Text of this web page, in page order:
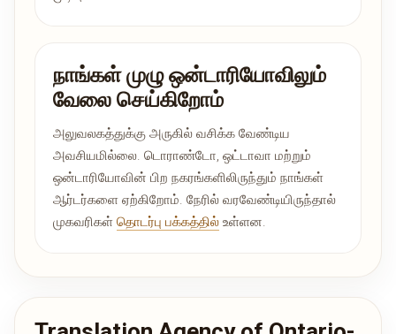
நாங்கள் முழு ஒன்டாரியோவிலும்
வேலை செய்கிறோம்
அலுவலகத்துக்கு அருகில் வசிக்க வேண்டிய
அவசியமில்லை. டொராண்டோ, ஒட்டாவா மற்றும்
ஒன்டாரியோவின் பிற நகரங்களிலிருந்தும் நாங்கள்
ஆர்டர்களை ஏற்கிறோம். நேரில் வரவேண்டியிருந்தால்
முகவரிகள் தொடர்பு பக்கத்தில் உள்ளன.